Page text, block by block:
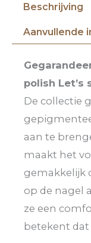
Beschrijving
Aanvullende
polish Let’s
De collectie
aan te
maakt het
gemakkelijk
op de nagel
ze een
betekent